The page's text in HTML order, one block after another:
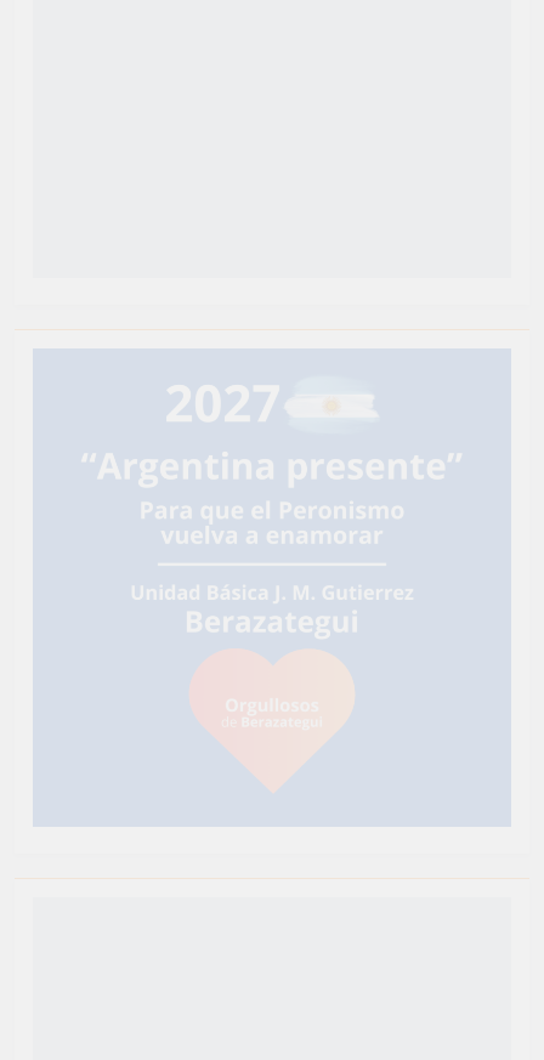
Newsmatic - Tema de WordPress para Noticias 2026.
Funciona gracias aBlazeThemes